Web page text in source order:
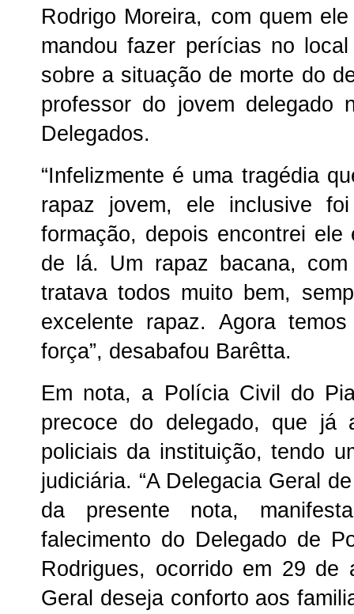
Rodrigo Moreira, com quem
mandou fazer perícias no
sobre a situação de morte do
professor do jovem delegado
Delegados.
“Infelizmente é uma tragédia
rapaz jovem, ele inclusive
formação, depois encontrei
de lá. Um rapaz bacana,
tratava todos muito bem,
excelente rapaz. Agora
força”, desabafou Barêtta.
Em nota, a Polícia Civil do
precoce do delegado, que já
policiais da instituição, tendo
judiciária. “A Delegacia Geral
da presente nota,
falecimento do Delegado de
Rodrigues, ocorrido em 29 de
Geral deseja conforto aos